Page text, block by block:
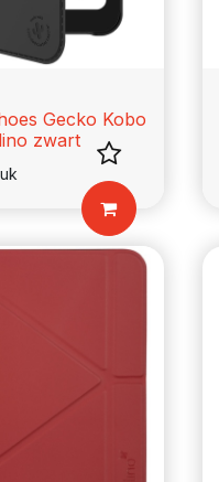
Gecko Kobo
zwart